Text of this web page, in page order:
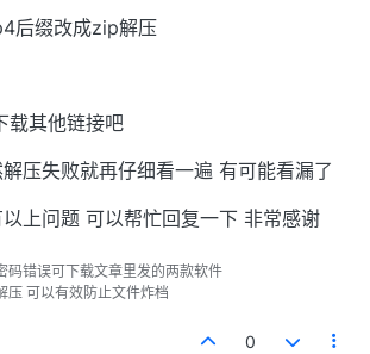
后缀改成zip解压
载其他链接吧
压失败就再仔细看一遍 有可能看漏了
上问题 可以帮忙回复一下 非常感谢
码错误可下载文章里发的两款软件
压 可以有效防止文件炸档
0